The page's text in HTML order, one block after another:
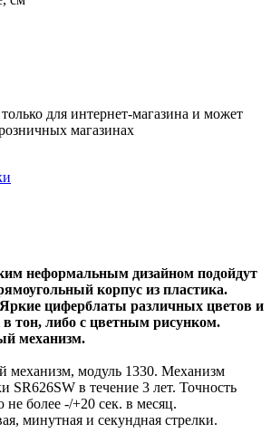
для интернет-магазина и может
магазинах
неформальным дизайном подойдут
корпус из пластика.
циферблаты различных цветов и
тон, либо с цветным рисунком.
механизм.
механизм, модуль 1330. Механизм
SR626SW в течение 3 лет. Точность
более -/+20 сек. в месяц.
минутная и секундная стрелки.